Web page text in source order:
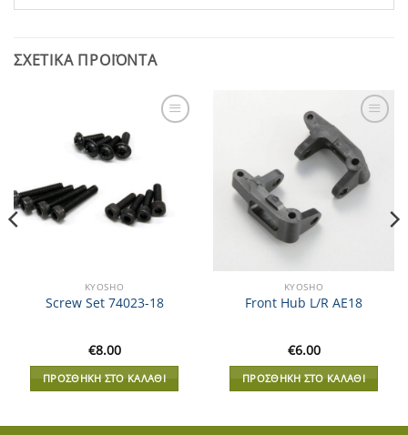
ΣΧΕΤΙΚΆ ΠΡΟΪΌΝΤΑ
KYOSHO
Screw Set 74023-18
€8.00
ΠΡΟΣΘΉΚΗ ΣΤΟ ΚΑΛΆΘΙ
Wishlist
KYOSHO
Front Hub L/R AE18
€6.00
ΠΡΟΣΘΉΚΗ ΣΤΟ ΚΑΛΆΘΙ